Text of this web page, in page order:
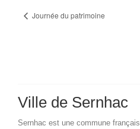
Journée du patrimoine
Ville de Sernhac
Sernhac est une commune